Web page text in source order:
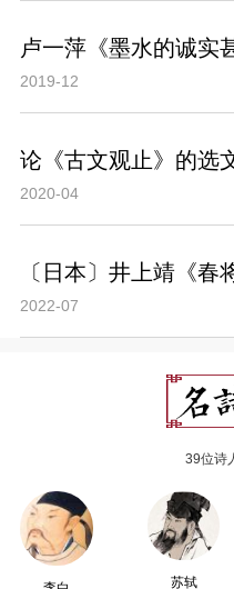
卢一萍《墨水的诚实
2019-12
论《古文观止》的选
2020-04
〔日本〕井上靖《春
2022-07
39位诗
苏轼